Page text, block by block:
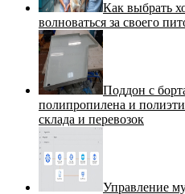
Как выбрать
волноваться за своего
Поддон с
полипропилена и
склада и перевозок
Управление